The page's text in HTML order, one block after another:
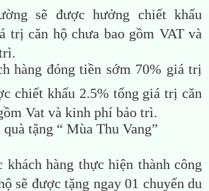
sẽ được hưởng chiết khấu
trị căn hộ chưa bao gồm VAT và
hàng đóng tiền sớm 70% giá trị
chiết khấu 2.5% tổng giá trị căn
Vat và kinh phí bảo trì.
tặng “ Mùa Thu Vang”
khách hàng thực hiện thành công
sẽ được tặng ngay 01 chuyến du